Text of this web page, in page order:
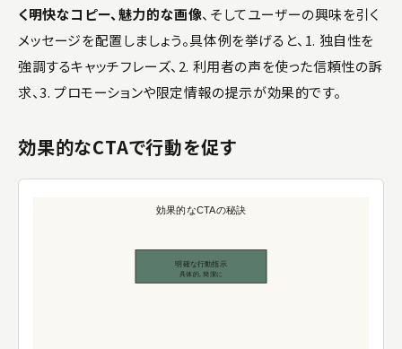
く明快なコピー、魅力的な画像、そしてユーザーの興味を引く
メッセージを配置しましょう。具体例を挙げると、1. 独自性を
強調するキャッチフレーズ、2. 利用者の声を使った信頼性の訴
求、3. プロモーションや限定情報の提示が効果的です。
効果的なCTAで行動を促す
効果的なCTAの秘訣
明確な行動指示
具体的, 簡潔に